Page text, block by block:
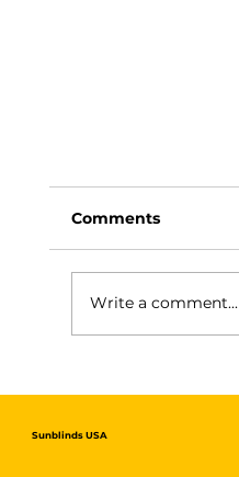
Comments
Write a comment...
Sunblinds USA